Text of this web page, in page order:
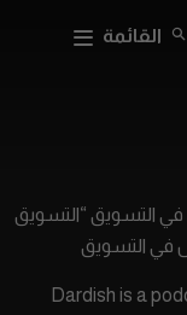
القائمة
التسويق “التسويق
في التسويق
Dardish is a